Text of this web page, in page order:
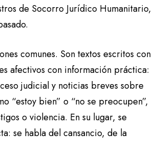
de Socorro Jurídico Humanitario,
comunes. Son textos escritos con
afectivos con información práctica:
judicial y noticias breves sobre
“estoy bien” o “no se preocupen”,
o violencia. En su lugar, se
se habla del cansancio, de la